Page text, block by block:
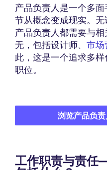
产品负责人是一个多
节从概念变成现实。无
产品负责人都需要与
无，包括设计师、 市场
此，这是一个追求多
职位。
浏览产品负
工作职责与责任